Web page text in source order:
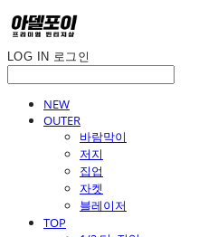
LOG IN 로그인
NEW
OUTER
바람막이
저지
집업
자켓
블레이저
TOP